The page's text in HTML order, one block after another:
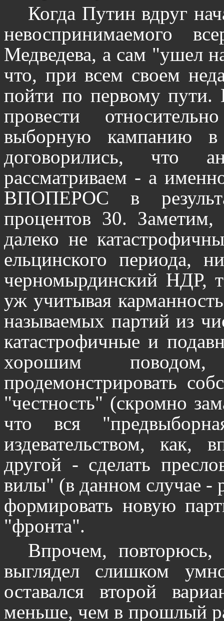
Когда Путин вдруг
невоспринимаемого
Медведева, а сам "ушел
что, при всем своем
пойти по первому пути.
провести
выборную кампанию
договорились, что
рассматриваем - а
ВПОПЕРОС в
процентов 30.
далеко не
ельцинского периода,
черномырдинский НДР,
уж учитывая
называемых партий из
катастрофичные и
хорошим
продемонстрировать
"честность" (скромно
что вся
издевательством,
другой - сделать
вилы" (в данном случае -
формировать новую
"фронта".
Впрочем,
выглядел слишком
оставался второй
меньше, чем в прошлый